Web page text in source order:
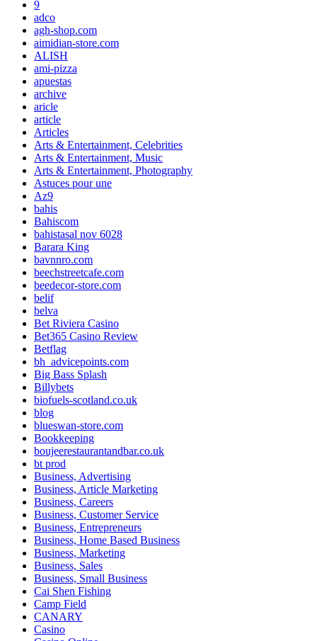
9
adco
agh-shop.com
aimidian-store.com
ALISH
ami-pizza
apuestas
archive
aricle
article
Articles
Arts & Entertainment, Celebrities
Arts & Entertainment, Music
Arts & Entertainment, Photography
Astuces pour une
Az9
bahis
Bahiscom
bahistasal nov 6028
Barara King
bavnnro.com
beechstreetcafe.com
beedecor-store.com
belif
belva
Bet Riviera Casino
Bet365 Casino Review
Betflag
bh_advicepoints.com
Big Bass Splash
Billybets
biofuels-scotland.co.uk
blog
blueswan-store.com
Bookkeeping
boujeerestaurantandbar.co.uk
bt prod
Business, Advertising
Business, Article Marketing
Business, Careers
Business, Customer Service
Business, Entrepreneurs
Business, Home Based Business
Business, Marketing
Business, Sales
Business, Small Business
Cai Shen Fishing
Camp Field
CANARY
Casino